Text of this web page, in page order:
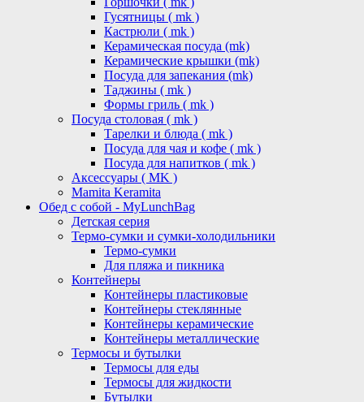
Гусятницы ( mk )
Кастрюли ( mk )
Керамическая посуда (mk)
Керамические крышки (mk)
Посуда для запекания (mk)
Таджины ( mk )
Формы гриль ( mk )
Посуда столовая ( mk )
Тарелки и блюда ( mk )
Посуда для чая и кофе ( mk )
Посуда для напитков ( mk )
Аксессуары ( MK )
Mamita Keramita
Обед с собой - MyLunchBag
Детская серия
Термо-сумки и сумки-холодильники
Термо-сумки
Для пляжа и пикника
Контейнеры
Контейнеры пластиковые
Контейнеры стеклянные
Контейнеры керамические
Контейнеры металлические
Термосы и бутылки
Термосы для еды
Термосы для жидкости
Бутылки